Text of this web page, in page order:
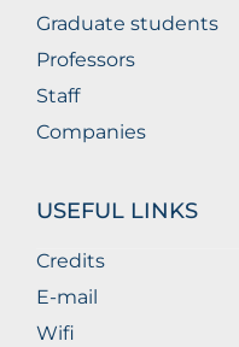
Graduate students
Professors
Staff
Companies
USEFUL LINKS
Credits
E-mail
Wifi